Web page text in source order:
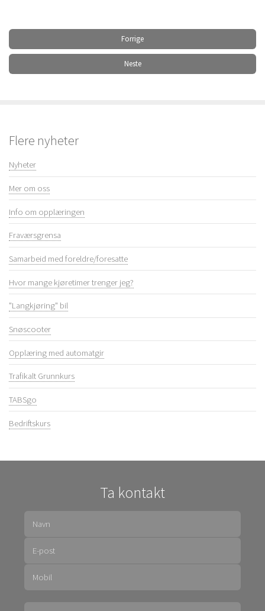
Forrige
Neste
Flere nyheter
Nyheter
Mer om oss
Info om opplæringen
Fraværsgrensa
Samarbeid med foreldre/foresatte
Hvor mange kjøretimer trenger jeg?
"Langkjøring" bil
Snøscooter
Opplæring med automatgir
Trafikalt Grunnkurs
TABSgo
Bedriftskurs
Ta kontakt